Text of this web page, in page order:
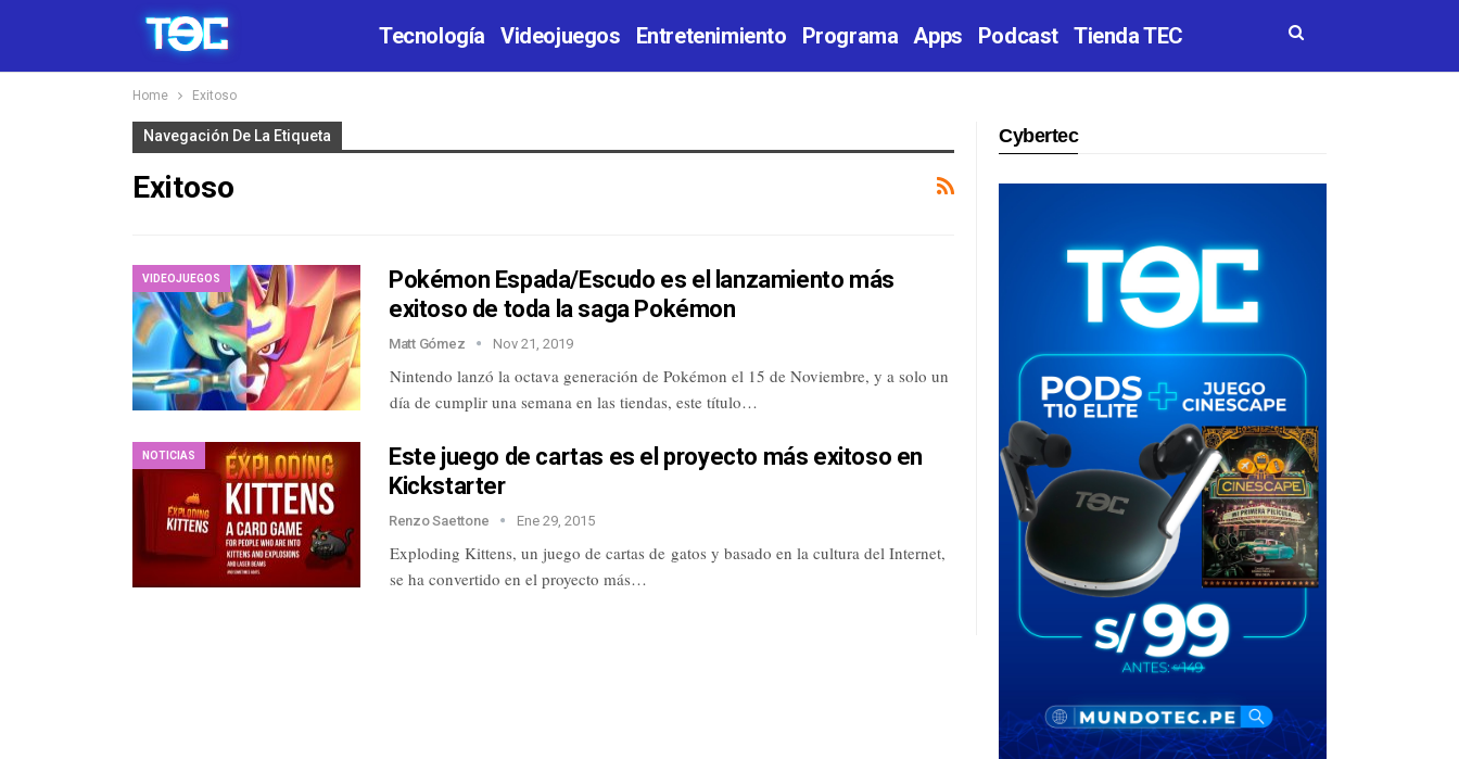
Tecnología Videojuegos Entretenimiento Programa Apps Podcast Tienda TEC
Home Exitoso
Navegación De La Etiqueta
Exitoso
VIDEOJUEGOS
Pokémon Espada/Escudo es el lanzamiento más
exitoso de toda la saga Pokémon
Matt Gómez Nov 21, 2019
Nintendo lanzó la octava generación de Pokémon el 15 de Noviembre, y a solo un
día de cumplir una semana en las tiendas, este título…
NOTICIAS
Este juego de cartas es el proyecto más exitoso en
Kickstarter
Renzo Saettone Ene 29, 2015
Exploding Kittens, un juego de cartas de gatos y basado en la cultura del Internet,
se ha convertido en el proyecto más…
Cybertec